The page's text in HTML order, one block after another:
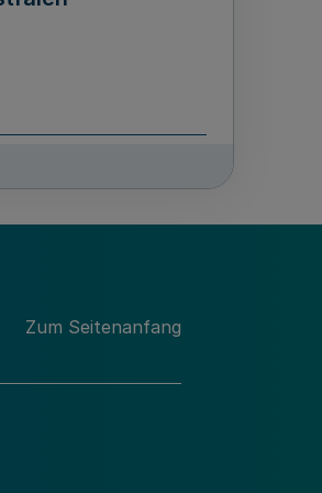
Land
Zum Seitenanfang